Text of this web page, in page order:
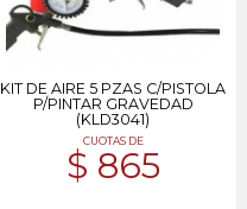
KIT DE AIRE 5 PZAS C/PISTOLA
P/PINTAR GRAVEDAD
(KLD3041)
CUOTAS DE
$ 865